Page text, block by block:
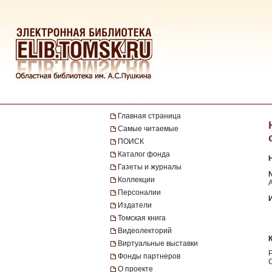
Главная страница
Самые читаемые
ПОИСК
Каталог фонда
Газеты и журналы
Коллекции
Персоналии
Издатели
Томская книга
Видеолекторий
Виртуальные выставки
Фонды партнеров
О проекте